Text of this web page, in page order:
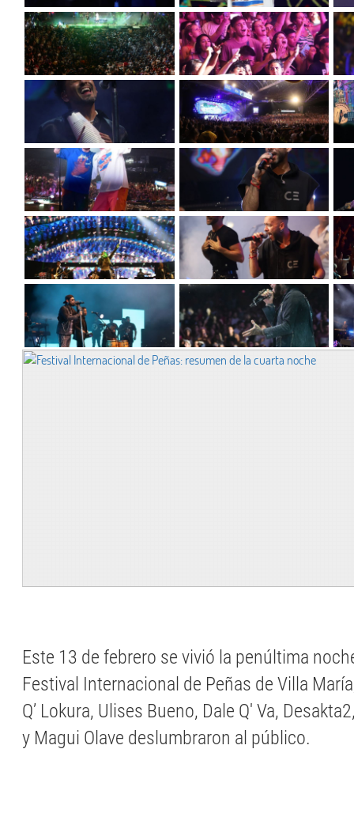
Este 13 de febrero se vivió la penúltima
Festival Internacional de Peñas de Villa
Q’ Lokura, Ulises Bueno, Dale Q' Va,
y Magui Olave deslumbraron al público.